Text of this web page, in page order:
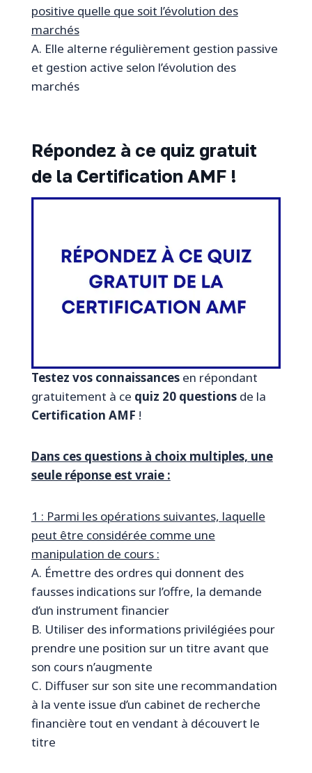
positive quelle que soit l’évolution des
marchés
A. Elle alterne régulièrement gestion passive
et gestion active selon l’évolution des
marchés
Répondez à ce quiz gratuit
de la Certification AMF !
Testez vos connaissancesen répondant
gratuitement à ce quiz 20 questions de la
Certification AMF !
Dans ces questions à choix multiples, une
seule réponse est vraie :
1 : Parmi les opérations suivantes, laquelle
peut être considérée comme une
manipulation de cours :
A. Émettre des ordres qui donnent des
fausses indications sur l’offre, la demande
d’un instrument financier
B. Utiliser des informations privilégiées pour
prendre une position sur un titre avant que
son cours n’augmente
C. Diffuser sur son site une recommandation
à la vente issue d’un cabinet de recherche
financière tout en vendant à découvert le
titre